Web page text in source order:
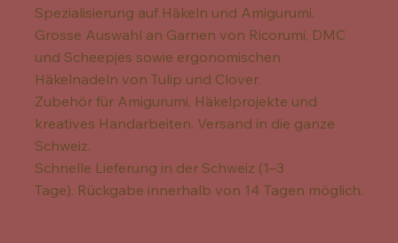
Spezialisierung auf Häkeln und Amigurumi.
Grosse Auswahl an Garnen von Ricorumi, DMC
und Scheepjes sowie ergonomischen
Häkelnadeln von Tulip und Clover.
Zubehör für Amigurumi, Häkelprojekte und
kreatives Handarbeiten. Versand in die ganze
Schweiz.
Schnelle Lieferung in der Schweiz (1–3
Tage). Rückgabe innerhalb von 14 Tagen möglich.